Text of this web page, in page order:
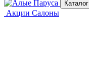
Каталог
Акции Салоны